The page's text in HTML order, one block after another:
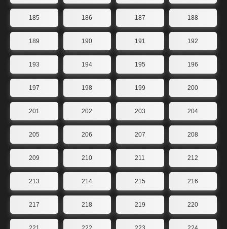
185 186 187 188
189 190 191 192
193 194 195 196
197 198 199 200
201 202 203 204
205 206 207 208
209 210 211 212
213 214 215 216
217 218 219 220